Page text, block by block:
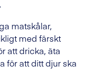
matskålar,
med färskt
att dricka, äta
för att ditt djur ska